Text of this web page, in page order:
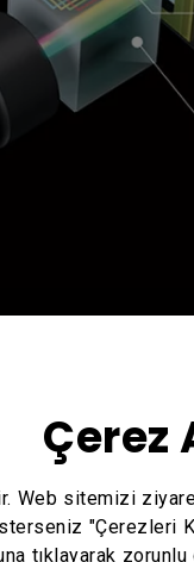
Çerez
Web sitemizi
"Çerezleri
tıklayarak